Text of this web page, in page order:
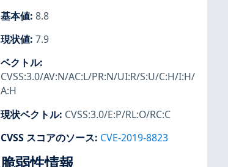
基本値: 8.8
現状値: 7.9
ベクトル:
CVSS:3.0/AV:N/AC:L/PR:N/UI:R/S:U/C:H/I:H/
A:H
現状ベクトル: CVSS:3.0/E:P/RL:O/RC:C
CVSS スコアのソース: CVE-2019-8823
脆弱性情報